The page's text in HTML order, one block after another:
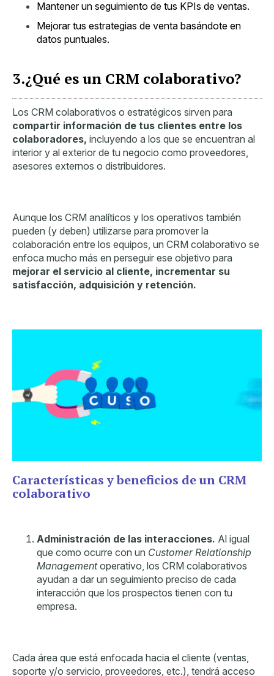
Mantener un seguimiento de tus KPIs de ventas.
Mejorar tus estrategias de venta basándote en
datos puntuales.
3.¿Qué es un CRM colaborativo?
Los CRM colaborativos o estratégicos sirven para
compartir información de tus clientes entre los
colaboradores, incluyendo a los que se encuentran al
interior y al exterior de tu negocio como proveedores,
asesores externos o distribuidores.
Aunque los CRM analíticos y los operativos también
pueden (y deben) utilizarse para promover la
colaboración entre los equipos, un CRM colaborativo se
enfoca mucho más en perseguir ese objetivo para
mejorar el servicio al cliente, incrementar su
satisfacción, adquisición y retención.
Características y beneficios de un CRM
colaborativo
Administración de las interacciones. Al igual
que como ocurre con un Customer Relationship
Managementoperativo, los CRM colaborativos
ayudan a dar un seguimiento preciso de cada
interacción que los prospectos tienen con tu
empresa.
Cada área que está enfocada hacia el cliente (ventas,
soporte y/o servicio, proveedores, etc.), tendrá acceso